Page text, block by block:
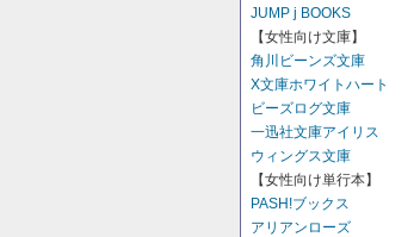
JUMP j BOOKS
【女性向け文庫】
角川ビーンズ文庫
X文庫ホワイトハート
ビーズログ文庫
一迅社文庫アイリス
ウィングス文庫
【女性向け単行本】
PASH!ブックス
アリアンローズ